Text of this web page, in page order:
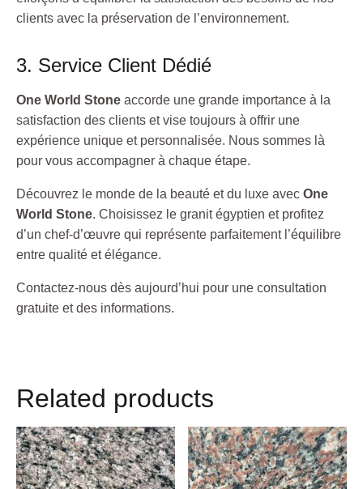
clients avec la préservation de l’environnement.
3. Service Client Dédié
One World Stone accorde une grande importance à la
satisfaction des clients et vise toujours à offrir une
expérience unique et personnalisée. Nous sommes là
pour vous accompagner à chaque étape.
Découvrez le monde de la beauté et du luxe avec One
World Stone. Choisissez le granit égyptien et profitez
d’un chef-d’œuvre qui représente parfaitement l’équilibre
entre qualité et élégance.
Contactez-nous dès aujourd’hui pour une consultation
gratuite et des informations.
Related products